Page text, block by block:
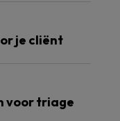
je cliënt
voor triage